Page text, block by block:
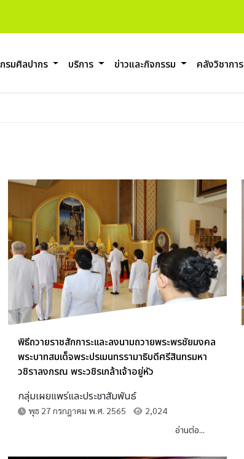
กรมศิลปากร บริการ ข่าวและกิจกรรม คลังวิชาการ
พิธีถวายราชสักการะเเละลงนามถวายพระพรชัยมงคล
พระบาทสมเด็จพระปรเมนทรรามาธิบดีศรีสินทรมหา
วชิราลงกรณ พระวชิรเกล้าเจ้าอยู่หัว
กลุ่มเผยแพร่และประชาสัมพันธ์
พุธ 27 กรกฎาคม พ.ศ. 2565 2,024
อ่านต่อ...